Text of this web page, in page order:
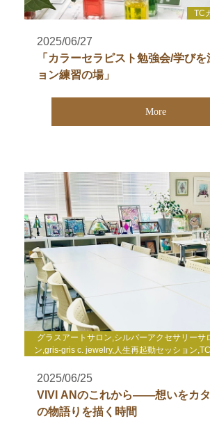
TC
2025/06/27
「カラーセラピスト勉強会/学び
ョン練習の場」
More
グラスアートサロン,シルバーアクセサリーサ
ン,gris-gris c. jewelry,人生再起動セッション
2025/06/25
VIVI ANのこれから——想いをカ
の物語りを描く時間